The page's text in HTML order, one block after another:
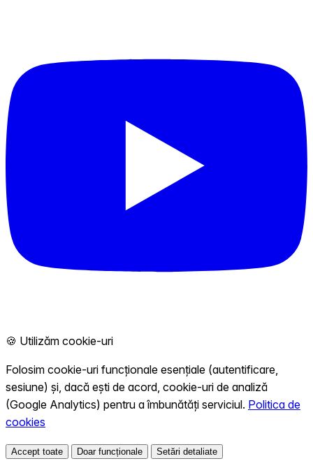
🍪 Utilizăm cookie-uri
Folosim cookie-uri funcționale esențiale (autentificare,
sesiune) și, dacă ești de acord, cookie-uri de analiză
(Google Analytics) pentru a îmbunătăți serviciul. Politica de
cookies
Accept toate Doar funcționale Setări detaliate